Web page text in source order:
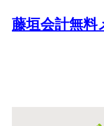
藤垣会計無料